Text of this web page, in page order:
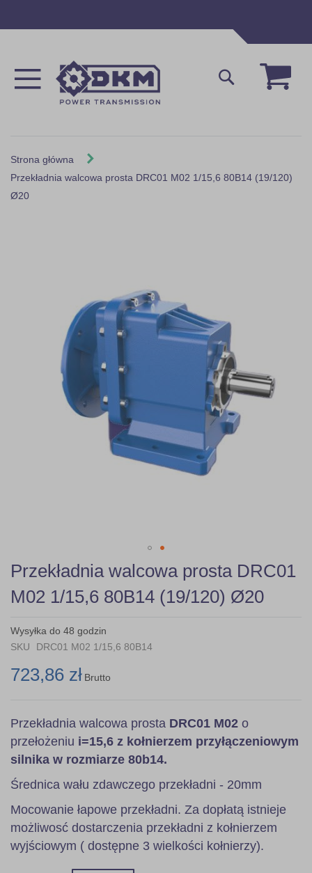
Mój
Szukaj
Strona główna
Przekładnia walcowa prosta DRC01 M02 1/15,6 80B14 (19/120)
Ø20
Skip
to
the
beginning
the
images
Przekładnia walcowa prosta DRC01
M02 1/15,6 80B14 (19/120) Ø20
Wysyłka do 48 godzin
SKU
DRC01 M02 1/15,6 80B14
723,86 zł Brutto
Przekładnia walcowa prosta DRC01 M02 o
przełożeniu i=15,6 z kołnierzem przyłączeniowym
silnika w rozmiarze 80b14.
Średnica wału zdawczego przekładni - 20mm
Mocowanie łapowe przekładni. Za dopłatą istnieje
możliwosć dostarczenia przekładni z kołnierzem
wyjściowym ( dostępne 3 wielkości kołnierzy).